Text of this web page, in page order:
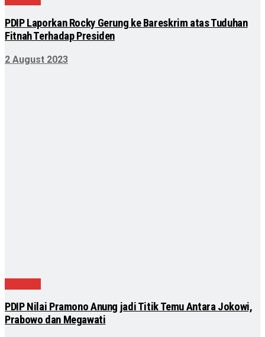
PDIP Laporkan Rocky Gerung ke Bareskrim atas Tuduhan
Fitnah Terhadap Presiden
2 August 2023
PDIP Nilai Pramono Anung jadi Titik Temu Antara Jokowi,
Prabowo dan Megawati